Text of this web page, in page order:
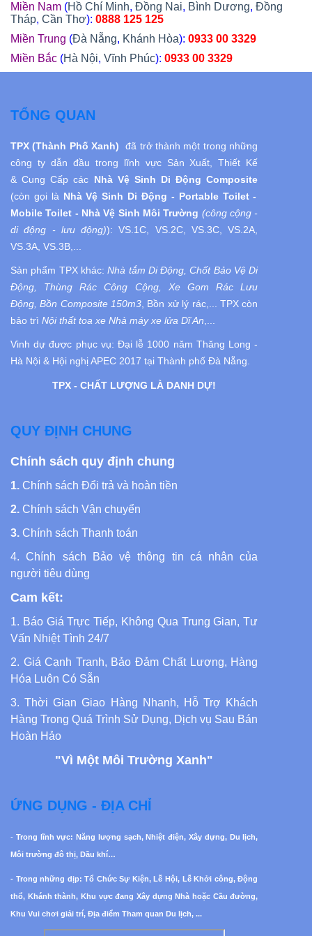
Miền Nam (Hồ Chí Minh, Đồng Nai, Bình Dương, Đồng
Tháp, Cần Thơ): 0888 125 125
Miền Trung (Đà Nẵng, Khánh Hòa): 0933 00 3329
Miền Bắc (Hà Nội, Vĩnh Phúc): 0933 00 3329
TỔNG QUAN
TPX (Thành Phố Xanh) đã trở thành một trong những
công ty dẫn đầu trong lĩnh vực Sản Xuất, Thiết Kế
& Cung Cấp các Nhà Vệ Sinh Di Động Composite
(còn gọi là Nhà Vệ Sinh Di Động - Portable Toilet -
Mobile Toilet - Nhà Vệ Sinh Môi Trường (công cộng -
di động - lưu động)): VS.1C, VS.2C, VS.3C, VS.2A,
VS.3A, VS.3B,...
Sản phẩm TPX khác:Nhà tắm Di Động, Chốt Bảo Vệ Di
Động, Thùng Rác Công Cộng, Xe Gom Rác Lưu
Động, Bồn Composite 150m3, Bồn xử lý rác,... TPX còn
bảo trì Nội thất toa xe Nhà máy xe lửa Dĩ An,...
Vinh dự được phục vụ:Đại lễ 1000 năm Thăng Long -
Hà Nội & Hội nghị APEC 2017 tại Thành phố Đà Nẵng.
TPX - CHẤT LƯỢNG LÀ DANH DỰ!
QUY ĐỊNH CHUNG
Chính sách quy định chung
1. Chính sách Đổi trả và hoàn tiền
2. Chính sách Vận chuyển
3. Chính sách Thanh toán
4. Chính sách Bảo vệ thông tin cá nhân của
người tiêu dùng
Cam kết:
1. Báo Giá Trực Tiếp, Không Qua Trung Gian, Tư
Vấn Nhiệt Tình 24/7
2. Giá Cạnh Tranh, Bảo Đảm Chất Lượng, Hàng
Hóa Luôn Có Sẵn
3. Thời Gian Giao Hàng Nhanh, Hỗ Trợ Khách
Hàng Trong Quá Trình Sử Dụng, Dịch vụ Sau Bán
Hoàn Hảo
"Vì Một Môi Trường Xanh"
ỨNG DỤNG - ĐỊA CHỈ
- Trong lĩnh vực: Năng lượng sạch, Nhiệt điện, Xây dựng, Du lịch,
Môi trường đô thị, Dầu khí…
- Trong những dịp: Tổ Chức Sự Kiện, Lễ Hội, Lễ Khởi công, Động
thổ, Khánh thành, Khu vực đang Xây dựng Nhà hoặc Cầu đường,
Khu Vui chơi giải trí, Địa điểm Tham quan Du lịch, ...